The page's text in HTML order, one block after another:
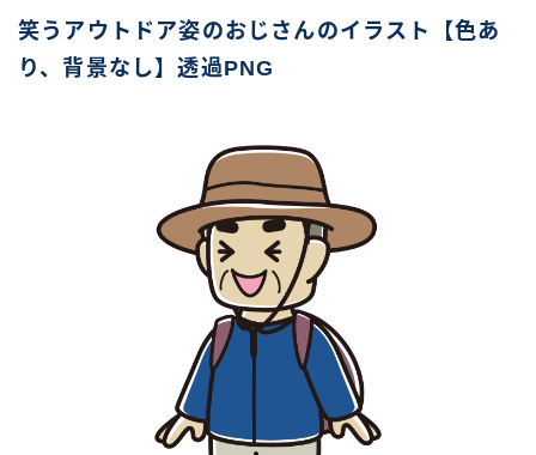
笑うアウトドア姿のおじさんのイラスト【色あ
り、背景なし】透過PNG